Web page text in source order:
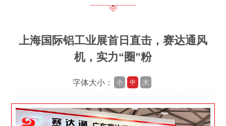
上海国际铝工业展首日直击，赛达通风
机，实力“圈”粉
字体大小： 小 中 大